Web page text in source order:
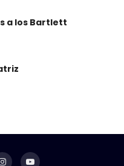
a los Bartlett